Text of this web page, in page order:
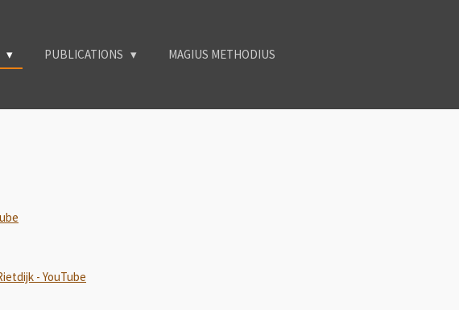
PUBLICATIONS
MAGIUS METHODIUS
- YouTube